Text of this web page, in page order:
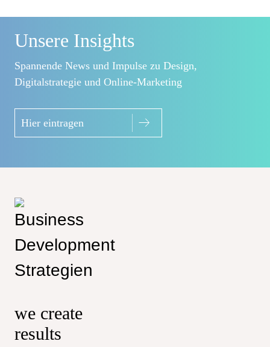
Unsere Insights
Spannende News und Impulse zu Design,
Digitalstrategie und Online-Marketing
Hier eintragen
we create
results